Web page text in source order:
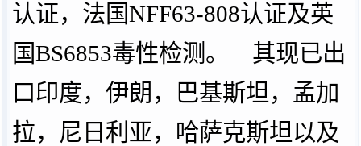
认证，法国NFF63-808认证及英
国BS6853毒性检测。 其现已出
口印度，伊朗，巴基斯坦，孟加
拉，尼日利亚，哈萨克斯坦以及